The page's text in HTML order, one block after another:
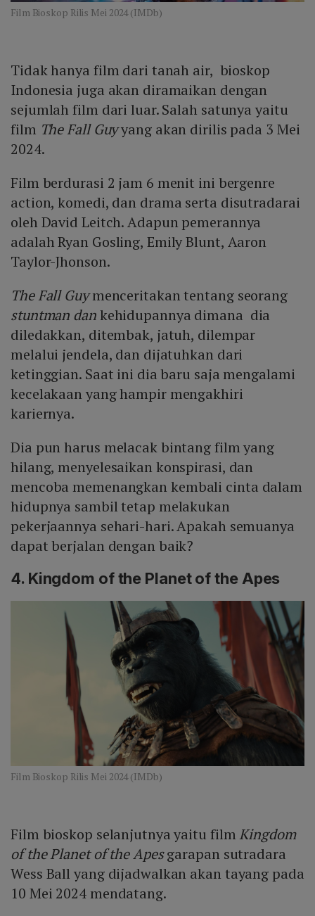
Film Bioskop Rilis Mei 2024 (IMDb)
Tidak hanya film dari tanah air, bioskop
Indonesia juga akan diramaikan dengan
sejumlah film dari luar. Salah satunya yaitu
film The Fall Guyyang akan dirilis pada 3 Mei
2024.
Film berdurasi 2 jam 6 menit ini bergenre
action, komedi, dan drama serta disutradarai
oleh David Leitch. Adapun pemerannya
adalah Ryan Gosling, Emily Blunt, Aaron
Taylor-Jhonson.
The Fall Guymenceritakan tentang seorang
stuntman dankehidupannya dimana dia
diledakkan, ditembak, jatuh, dilempar
melalui jendela, dan dijatuhkan dari
ketinggian. Saat ini dia baru saja mengalami
kecelakaan yang hampir mengakhiri
kariernya.
Dia pun harus melacak bintang film yang
hilang, menyelesaikan konspirasi, dan
mencoba memenangkan kembali cinta dalam
hidupnya sambil tetap melakukan
pekerjaannya sehari-hari. Apakah semuanya
dapat berjalan dengan baik?
4. Kingdom of the Planet of the Apes
Film Bioskop Rilis Mei 2024 (IMDb)
Film bioskop selanjutnya yaitu film Kingdom
of the Planet of the Apes garapan sutradara
Wess Ball yang dijadwalkan akan tayang pada
10 Mei 2024 mendatang.